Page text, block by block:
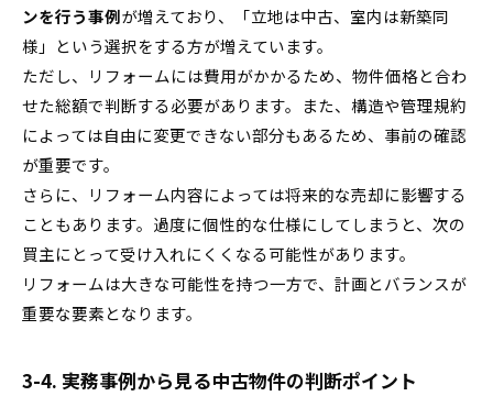
ンを行う事例が増えており、「立地は中古、室内は新築同
様」という選択をする方が増えています。
ただし、リフォームには費用がかかるため、物件価格と合わ
せた総額で判断する必要があります。また、構造や管理規約
によっては自由に変更できない部分もあるため、事前の確認
が重要です。
さらに、リフォーム内容によっては将来的な売却に影響する
こともあります。過度に個性的な仕様にしてしまうと、次の
買主にとって受け入れにくくなる可能性があります。
リフォームは大きな可能性を持つ一方で、計画とバランスが
重要な要素となります。
3-4. 実務事例から見る中古物件の判断ポイント